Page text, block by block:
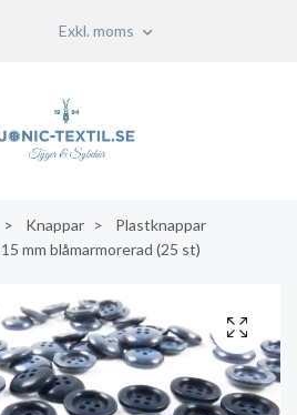
Exkl. moms
Knappar
Plastknappar
mm blåmarmorerad (25 st)